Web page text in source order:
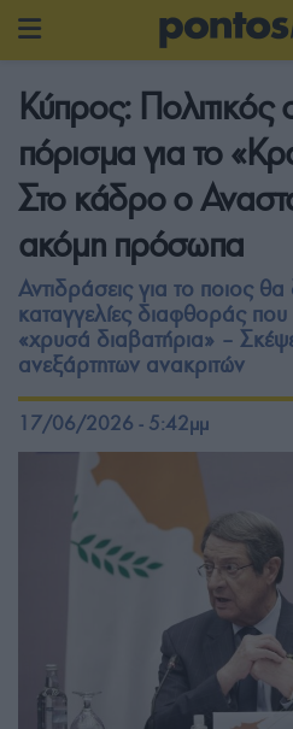
Κύπρος: Πολιτικός
πόρισμα για το
Στο κάδρο ο
ακόμη πρόσωπα
Αντιδράσεις για το ποιος θα
καταγγελίες διαφθοράς που
«χρυσά διαβατήρια» –
ανεξάρτητων ανακριτών
17/06/2026 - 5:42μμ